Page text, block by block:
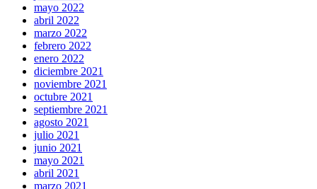
mayo 2022
abril 2022
marzo 2022
febrero 2022
enero 2022
diciembre 2021
noviembre 2021
octubre 2021
septiembre 2021
agosto 2021
julio 2021
junio 2021
mayo 2021
abril 2021
marzo 2021